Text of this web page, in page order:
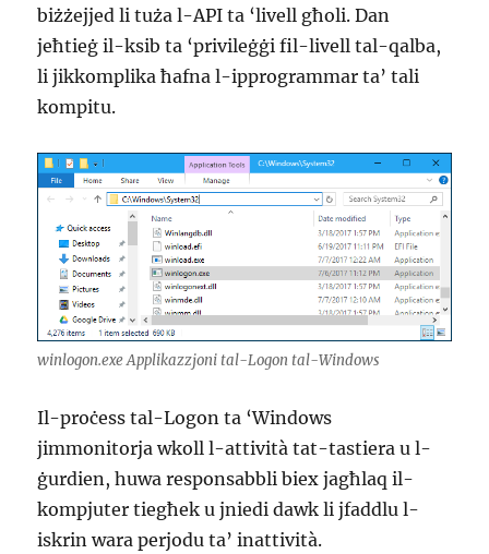
biżżejjed li tuża l-API ta ‘livell għoli. Dan
jeħtieġ il-ksib ta ‘privileġġi fil-livell tal-qalba,
li jikkomplika ħafna l-ipprogrammar ta’ tali
kompitu.
winlogon.exe Applikazzjoni tal-Logon tal-Windows
Il-proċess tal-Logon ta ‘Windows
jimmonitorja wkoll l-attività tat-tastiera u l-
ġurdien, huwa responsabbli biex jagħlaq il-
kompjuter tiegħek u jniedi dawk li jfaddlu l-
iskrin wara perjodu ta’ inattività.